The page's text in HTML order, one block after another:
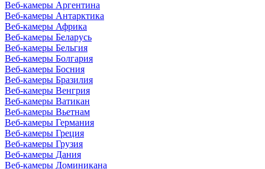
Веб-камеры Аргентина
Веб-камеры Антарктика
Веб-камеры Африка
Веб-камеры Беларусь
Веб-камеры Бельгия
Веб-камеры Болгария
Веб-камеры Босния
Веб-камеры Бразилия
Веб-камеры Венгрия
Веб-камеры Ватикан
Веб-камеры Вьетнам
Веб-камеры Германия
Веб-камеры Греция
Веб-камеры Грузия
Веб-камеры Дания
Веб-камеры Доминикана